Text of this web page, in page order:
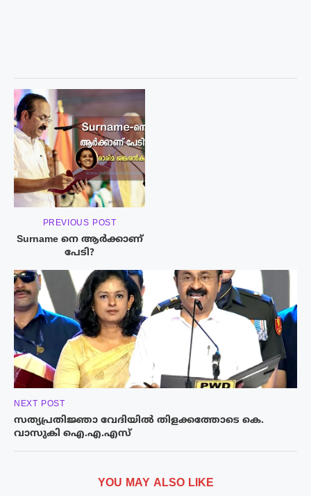
PREVIOUS POST
Surname നെ ആർക്കാണ്
പേടി?
NEXT POST
സത്യപ്രതിജ്ഞാ വേദിയിൽ തിളക്കത്തോടെ കെ.
വാസുകി ഐ.എ.എസ്
YOU MAY ALSO LIKE